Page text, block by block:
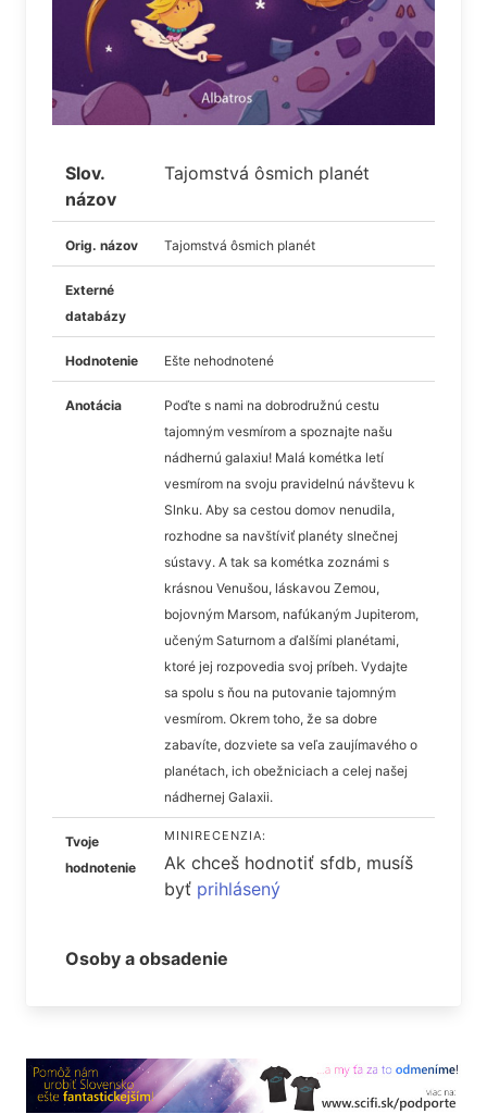
Slov.
názov
Tajomstvá ôsmich planét
Orig. názov Tajomstvá ôsmich planét
Externé
databázy
Hodnotenie Ešte nehodnotené
Anotácia
Poďte s nami na dobrodružnú cestu
tajomným vesmírom a spoznajte našu
nádhernú galaxiu! Malá kométka letí
vesmírom na svoju pravidelnú návštevu k
Slnku. Aby sa cestou domov nenudila,
rozhodne sa navštíviť planéty slnečnej
sústavy. A tak sa kométka zoznámi s
krásnou Venušou, láskavou Zemou,
bojovným Marsom, nafúkaným Jupiterom,
učeným Saturnom a ďalšími planétami,
ktoré jej rozpovedia svoj príbeh. Vydajte
sa spolu s ňou na putovanie tajomným
vesmírom. Okrem toho, že sa dobre
zabavíte, dozviete sa veľa zaujímavého o
planétach, ich obežniciach a celej našej
nádhernej Galaxii.
Tvoje
hodnotenie
MINIRECENZIA:
Ak chceš hodnotiť sfdb, musíš
byť prihlásený
Osoby a obsadenie